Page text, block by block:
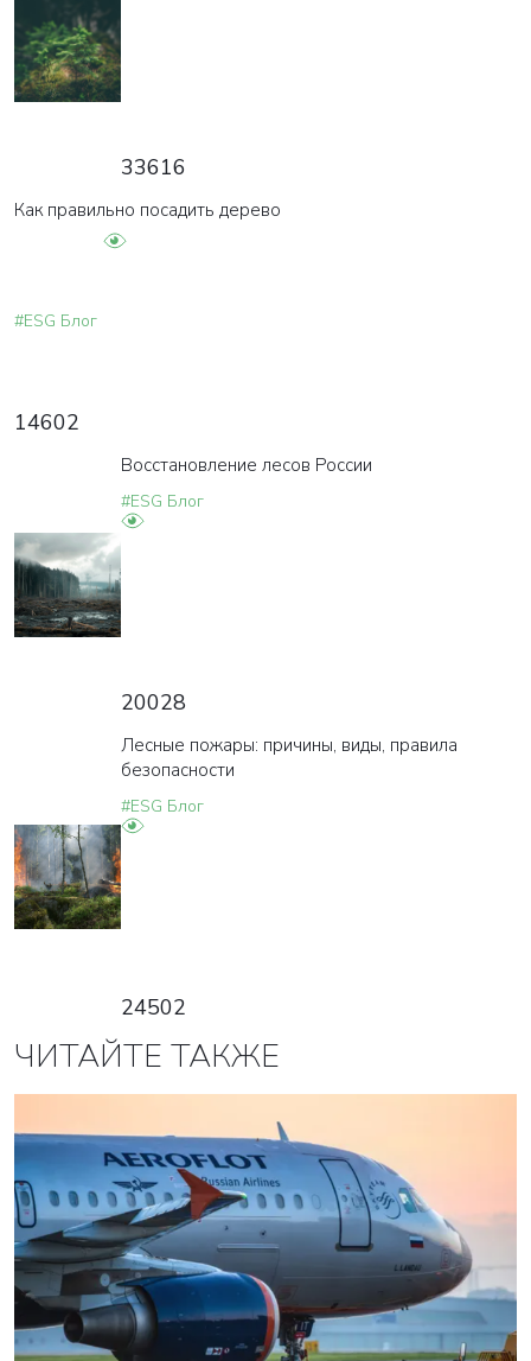
33616
Как правильно посадить дерево
#ESG Блог
14602
Восстановление лесов России
#ESG Блог
20028
Лесные пожары: причины, виды, правила
безопасности
#ESG Блог
24502
ЧИТАЙТЕ ТАКЖЕ